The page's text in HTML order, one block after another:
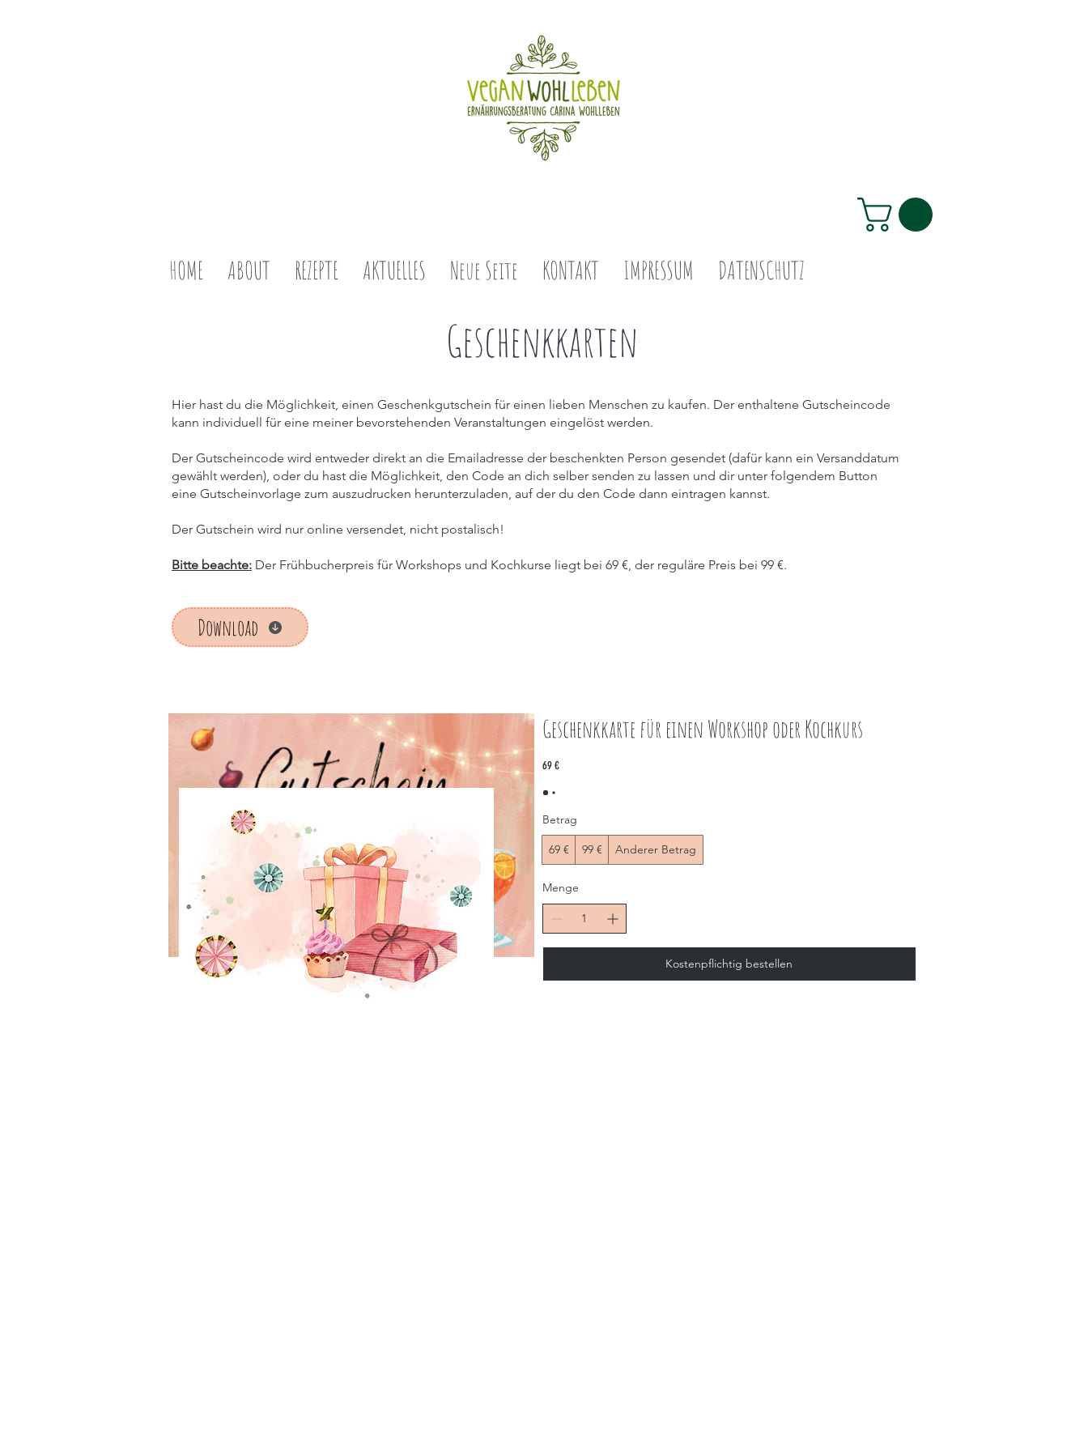
HOME ABOUT REZEPTE AKTUELLES Neue Seite KONTAKT IMPRESSUM DATENSCHUTZ
Geschenkkarten
Hier hast du die Möglichkeit, einen Geschenkgutschein für einen lieben Menschen zu kaufen. Der enthaltene Gutscheincode
kann individuell für eine meiner bevorstehenden Veranstaltungen eingelöst werden.
Der Gutscheincode wird entweder direkt an die Emailadresse der beschenkten Person gesendet (dafür kann ein Versanddatum
gewählt werden), oder du hast die Möglichkeit, den Code an dich selber senden zu lassen und dir unter folgendem Button
eine Gutscheinvorlage zum auszudrucken herunterzuladen, auf der du den Code dann eintragen kannst.
Der Gutschein wird nur online versendet, nicht postalisch!
Bitte beachte: Der Frühbucherpreis für Workshops und Kochkurse liegt bei 69 €, der reguläre Preis bei 99 €.
Download
Geschenkkarte für einen Workshop oder Kochkurs
69 €
Betrag
69 € 99 € Anderer Betrag
Menge
Kostenpflichtig bestellen